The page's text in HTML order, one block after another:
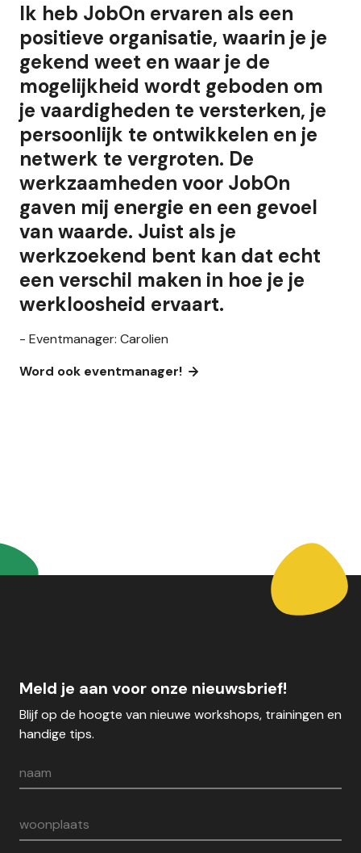
Ik heb JobOn ervaren als een
positieve organisatie, waarin je je
gekend weet en waar je de
mogelijkheid wordt geboden om
je vaardigheden te versterken, je
persoonlijk te ontwikkelen en je
netwerk te vergroten. De
werkzaamheden voor JobOn
gaven mij energie en een gevoel
van waarde. Juist als je
werkzoekend bent kan dat echt
een verschil maken in hoe je je
werkloosheid ervaart.
- Eventmanager: Carolien
Word ook eventmanager!
Meld je aan voor onze nieuwsbrief!
Blijf op de hoogte van nieuwe workshops, trainingen en
handige tips.
naam
woonplaats